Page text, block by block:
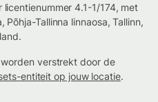
licentienummer 4.1-1/174, met
Tallinna linnaosa, Tallinn,
verstrekt door de
entiteit op jouw locatie.